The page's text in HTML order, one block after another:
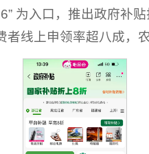
为入口，推出政府补
线上申领率超八成，